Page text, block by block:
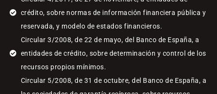
crédito, sobre normas de información financiera pública y
reservada, y modelo de estados financieros.
Circular 3/2008, de 22 de mayo, del Banco de España, a
entidades de crédito, sobre determinación y control de los
recursos propios mínimos.
Circular 5/2008, de 31 de octubre, del Banco de España, a